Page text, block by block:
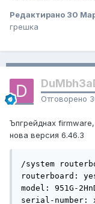
Редактирано 30
грешка
Отговорено
Ъпгрейднах
нова версия 6.46.3
/system
routerboard:
model: 951G-
serial-number: